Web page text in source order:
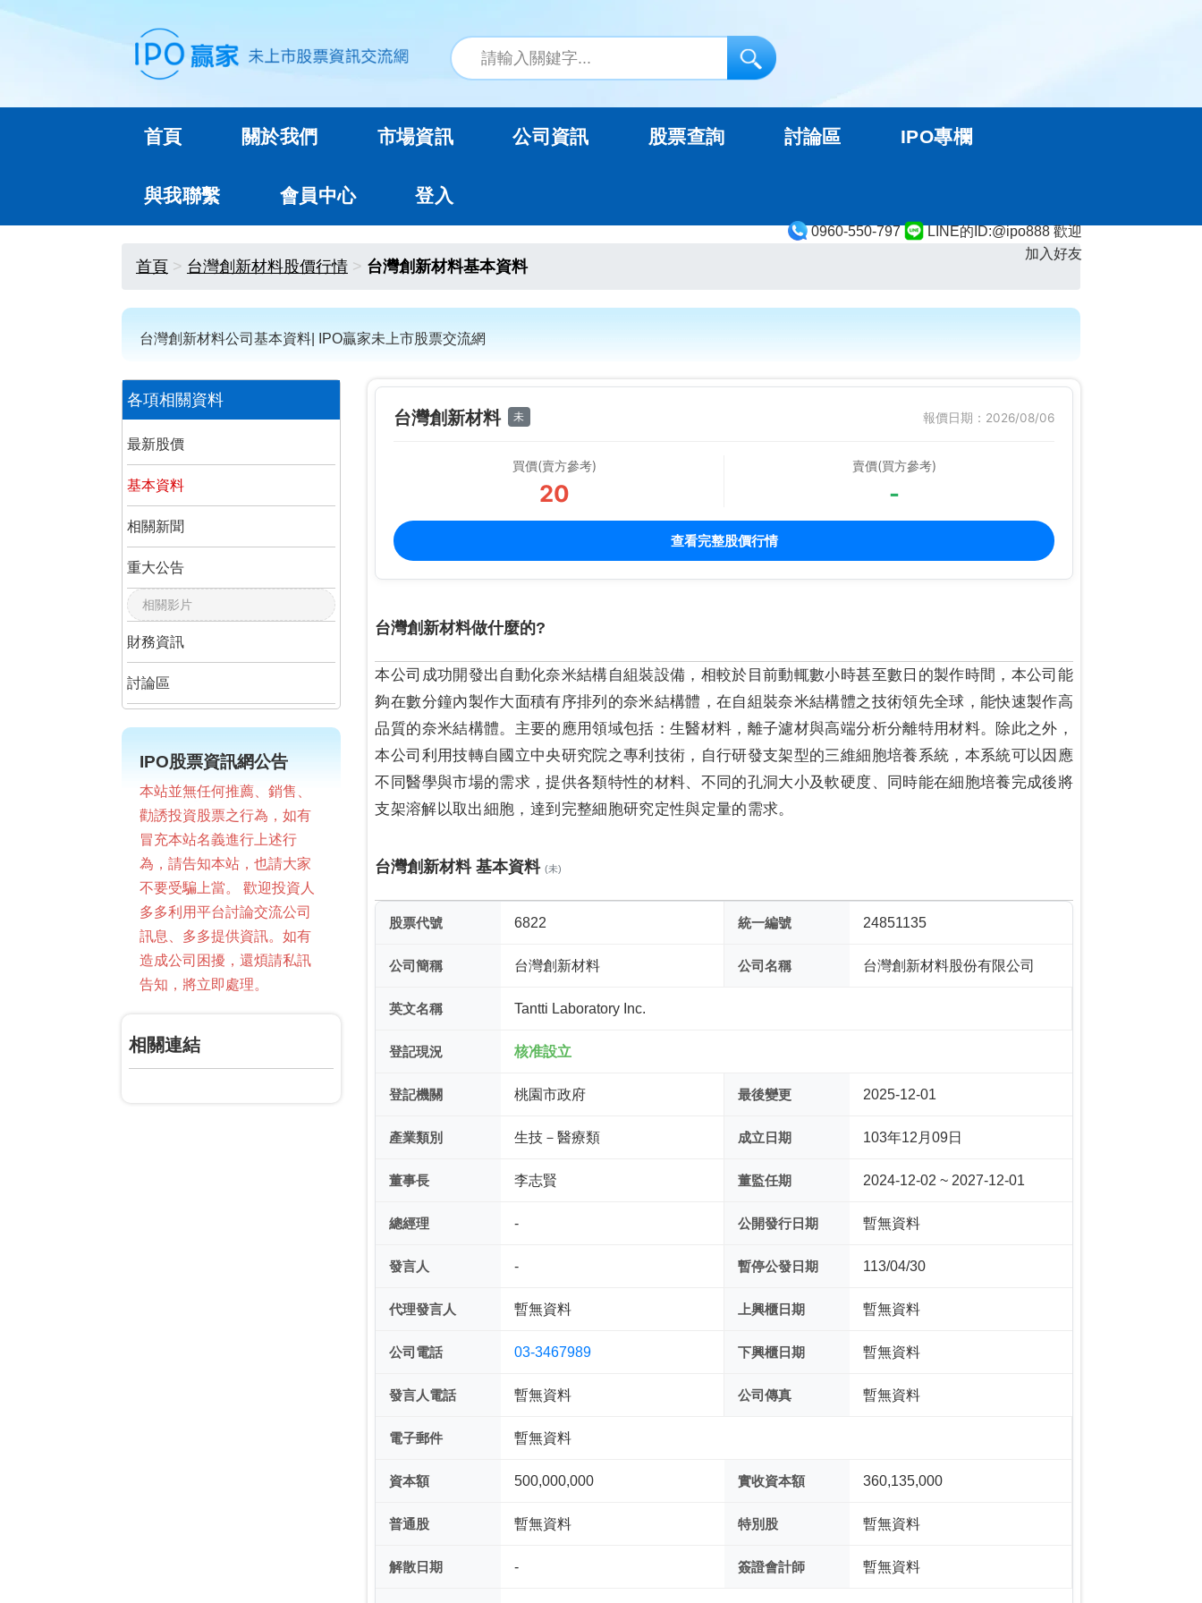
0960-550-797
LINE的ID:@ipo888 歡迎
加入好友
首頁 關於我們 市場資訊 公司資訊 股票查詢 討論區 IPO專欄
與我聯繫 會員中心 登入
首頁 台灣創新材料股價行情 台灣創新材料基本資料
台灣創新材料公司基本資料| IPO贏家未上市股票交流網
各項相關資料
最新股價
基本資料
相關新聞
重大公告
相關影片
財務資訊
討論區
IPO股票資訊網公告
本站並無任何推薦、銷售、
勸誘投資股票之行為，如有
冒充本站名義進行上述行
為，請告知本站，也請大家
不要受騙上當。 歡迎投資人
多多利用平台討論交流公司
訊息、多多提供資訊。如有
造成公司困擾，還煩請私訊
告知，將立即處理。
相關連結
台灣創新材料 未 報價日期：2026/08/06
買價(賣方參考)
20
賣價(買方參考)
-
查看完整股價行情
台灣創新材料做什麼的?
本公司成功開發出自動化奈米結構自組裝設備，相較於目前動輒數小時甚至數日的製作時間，本公司能
夠在數分鐘內製作大面積有序排列的奈米結構體，在自組裝奈米結構體之技術領先全球，能快速製作高
品質的奈米結構體。主要的應用領域包括：生醫材料，離子濾材與高端分析分離特用材料。除此之外，
本公司利用技轉自國立中央研究院之專利技術，自行研發支架型的三維細胞培養系統，本系統可以因應
不同醫學與市場的需求，提供各類特性的材料、不同的孔洞大小及軟硬度、同時能在細胞培養完成後將
支架溶解以取出細胞，達到完整細胞研究定性與定量的需求。
台灣創新材料 基本資料(未)
股票代號 6822 統一編號 24851135
公司簡稱 台灣創新材料 公司名稱 台灣創新材料股份有限公司
英文名稱 Tantti Laboratory Inc.
登記現況 核准設立
登記機關 桃園市政府 最後變更 2025-12-01
產業類別 生技－醫療類 成立日期 103年12月09日
董事長 李志賢 董監任期 2024-12-02 ~ 2027-12-01
總經理 - 公開發行日期 暫無資料
發言人 - 暫停公發日期 113/04/30
代理發言人 暫無資料 上興櫃日期 暫無資料
公司電話 03-3467989 下興櫃日期 暫無資料
發言人電話 暫無資料 公司傳真 暫無資料
電子郵件 暫無資料
資本額 500,000,000 實收資本額 360,135,000
普通股 暫無資料 特別股 暫無資料
解散日期 - 簽證會計師 暫無資料